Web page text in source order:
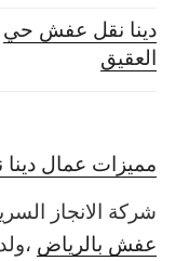
دينا نقل عفش حي
العقيق
مميزات عمال
شركة الانجاز
عفش بالرياض